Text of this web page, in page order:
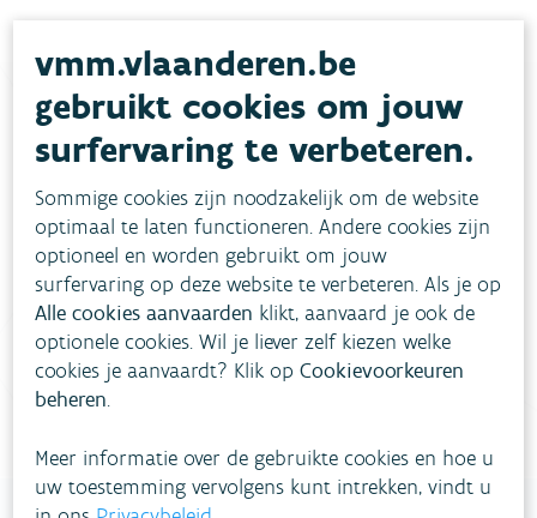
Heb je vragen?
Bekijk het overzicht van meestgestelde vragen.
Niet gevonden wat je zocht? Vul ons
contactformulier in .
Bel gratis 1700
vmm.vlaanderen.be
gebruikt cookies om jouw
surfervaring te verbeteren.
Sommige cookies zijn noodzakelijk om de website
optimaal te laten functioneren. Andere cookies zijn
optioneel en worden gebruikt om jouw
surfervaring op deze website te verbeteren. Als je op
Alle cookies aanvaarden klikt, aanvaard je ook de
optionele cookies. Wil je liever zelf kiezen welke
cookies je aanvaardt? Klik opCookievoorkeuren
beheren.
Meer informatie over de gebruikte cookies en hoe u
uw toestemming vervolgens kunt intrekken, vindt u